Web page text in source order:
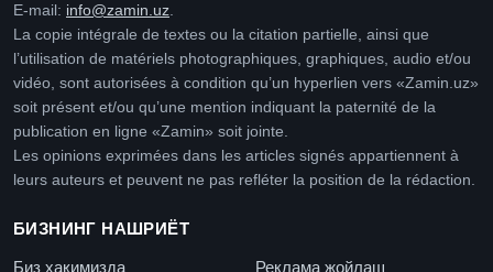
E-mail: info@zamin.uz
La copie intégrale de textes ou la citation partielle, ainsi que
l’utilisation de matériels photographiques, graphiques, audio et/ou
vidéo, sont autorisées à condition qu’un hyperlien vers «Zamin.uz»
soit présent et/ou qu’une mention indiquant la paternité de la
publication en ligne «Zamin» soit jointe.
Les opinions exprimées dans les articles signés appartiennent à
leurs auteurs et peuvent ne pas refléter la position de la rédaction.
БИЗНИНГ НАШРИЁТ
Биз ҳақимизда Реклама жойлаш